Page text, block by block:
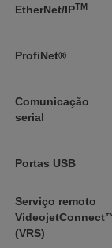
EtherNet/IPTM
ProfiNet®
Comunicação
serial
Portas USB
Serviço remoto
(VRS)